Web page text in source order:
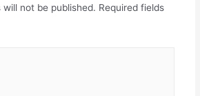
will not be published. Required fields